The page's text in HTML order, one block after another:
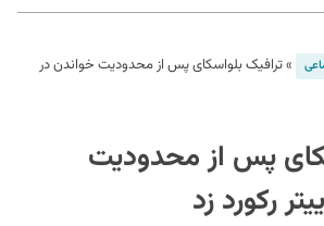
»ترافیک بلواسکای پس از محدودیت خواندن در
پس از محدودیت
رکورد زد